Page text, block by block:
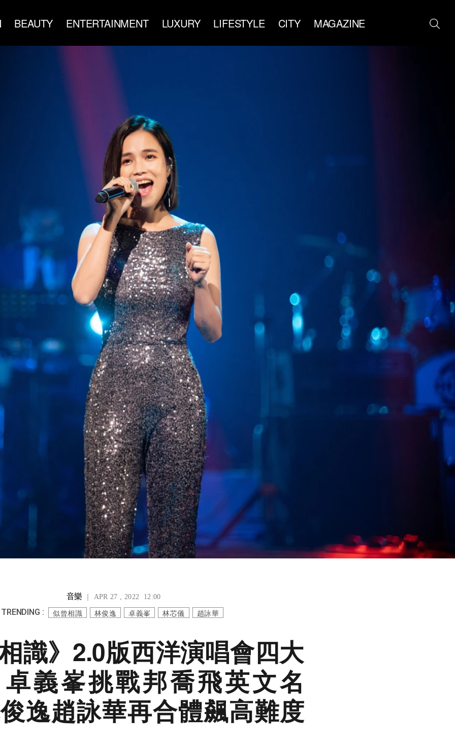
BEAUTY ENTERTAINMENT LUXURY LIFESTYLE CITY MAGAZINE
音樂 ｜ APR 27 , 2022 12:00
TRENDING : 似曾相識 林俊逸 卓義峯 林芯儀 趙詠華
識》2.0版西洋演唱會四大
義峯挑戰邦喬飛英文名
逸趙詠華再合體飆高難度